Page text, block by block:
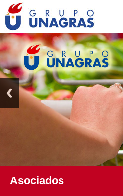
Asociados